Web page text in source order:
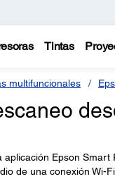
Tintas
multifuncionales
aplicación Epson
de una conexión Wi-Fi